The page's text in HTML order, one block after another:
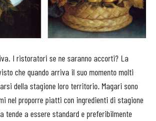
I ristoratori se ne saranno accorti? La
che quando arriva il suo momento molti
della stagione loro territorio. Magari sono
nel proporre piatti con ingredienti di stagione
tende a essere standard e preferibilmente